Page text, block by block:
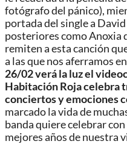
fotógrafo del pánico),
portada del single a
posteriores como Anoxia
remiten a esta canción
a las que nos aferramos
26/02 verá la luz el
Habitación Roja celebra
conciertos y emociones
marcado la vida de
banda quiere celebrar
mejores años de nuestra